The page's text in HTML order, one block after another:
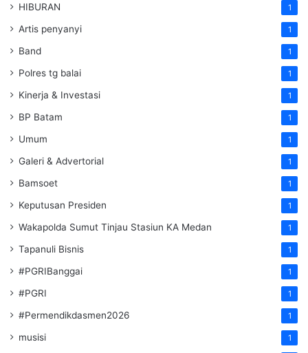
HIBURAN 1
Artis penyanyi 1
Band 1
Polres tg balai 1
Kinerja & Investasi 1
BP Batam 1
Umum 1
Galeri & Advertorial 1
Bamsoet 1
Keputusan Presiden 1
Wakapolda Sumut Tinjau Stasiun KA Medan 1
Tapanuli Bisnis 1
#PGRIBanggai 1
#PGRI 1
#Permendikdasmen2026 1
musisi 1